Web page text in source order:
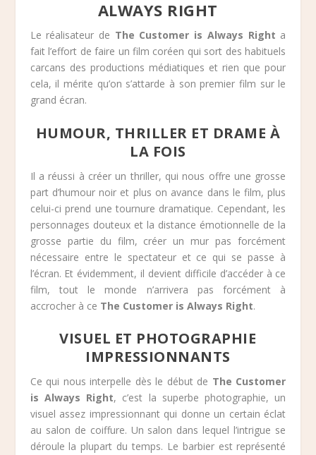
ALWAYS RIGHT
Le réalisateur de The Customer is Always Right a
fait l’effort de faire un film coréen qui sort des habituels
carcans des productions médiatiques et rien que pour
cela, il mérite qu’on s’attarde à son premier film sur le
grand écran.
HUMOUR, THRILLER ET DRAME À
LA FOIS
Il a réussi à créer un thriller, qui nous offre une grosse
part d’humour noir et plus on avance dans le film, plus
celui-ci prend une tournure dramatique. Cependant, les
personnages douteux et la distance émotionnelle de la
grosse partie du film, créer un mur pas forcément
nécessaire entre le spectateur et ce qui se passe à
l’écran. Et évidemment, il devient difficile d’accéder à ce
film, tout le monde n’arrivera pas forcément à
accrocher à ce The Customer is Always Right.
VISUEL ET PHOTOGRAPHIE
IMPRESSIONNANTS
Ce qui nous interpelle dès le début de The Customer
is Always Right, c’est la superbe photographie, un
visuel assez impressionnant qui donne un certain éclat
au salon de coiffure. Un salon dans lequel l’intrigue se
déroule la plupart du temps. Le barbier est représenté